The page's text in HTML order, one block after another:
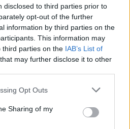
disclosed to third parties prior to
opt-out of the further
information by third parties on the
This information may
third parties on the IAB’s List of
that may further disclose it to other
Opt Outs
Sharing of my